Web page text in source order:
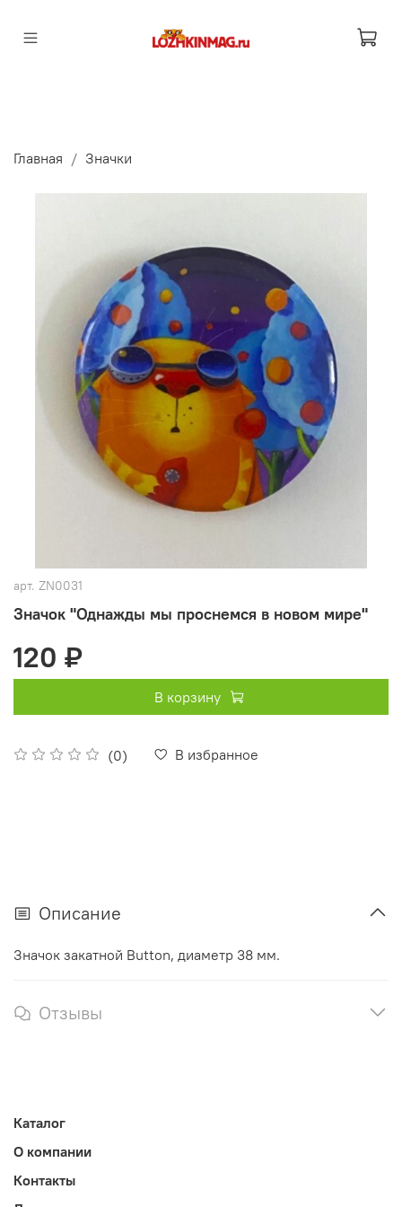
Главная Значки
арт. ZN0031
Значок "Однажды мы проснемся в новом мире"
(0) В избранное
120 ₽
В корзину
Описание
Значок закатной Button, диаметр 38 мм.
Отзывы
Каталог
О компании
Контакты